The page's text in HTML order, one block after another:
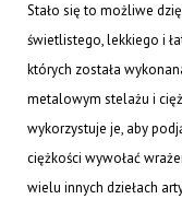
Stało się to możliwe
świetlistego, lekkiego i
których została
metalowym stelażu i
wykorzystuje je, aby
ciężkości wywołać
wielu innych dziełach